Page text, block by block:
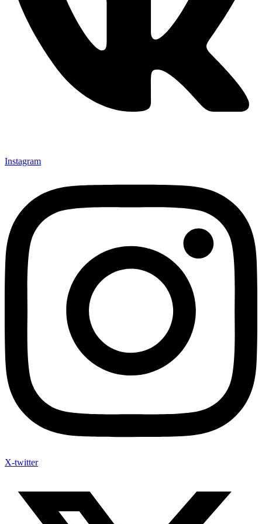
Instagram
X-twitter